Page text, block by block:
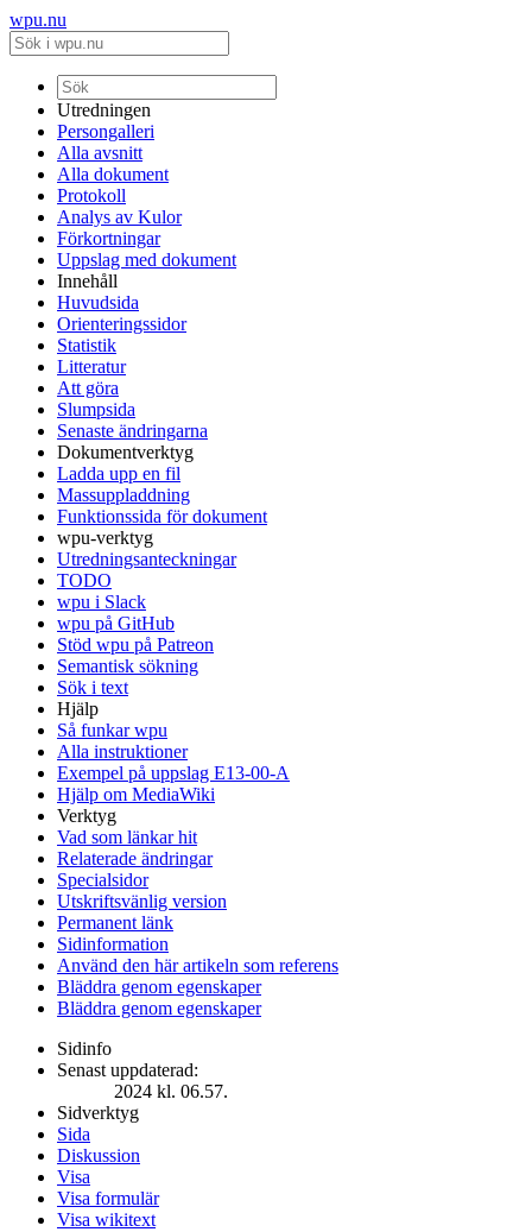
wpu.nu
Utredningen
Persongalleri
Alla avsnitt
Alla dokument
Protokoll
Analys av Kulor
Förkortningar
Uppslag med dokument
Innehåll
Huvudsida
Orienteringssidor
Statistik
Litteratur
Att göra
Slumpsida
Senaste ändringarna
Dokumentverktyg
Ladda upp en fil
Massuppladdning
Funktionssida för dokument
wpu-verktyg
Utredningsanteckningar
TODO
wpu i Slack
wpu på GitHub
Stöd wpu på Patreon
Semantisk sökning
Sök i text
Hjälp
Så funkar wpu
Alla instruktioner
Exempel på uppslag E13-00-A
Hjälp om MediaWiki
Verktyg
Vad som länkar hit
Relaterade ändringar
Specialsidor
Utskriftsvänlig version
Permanent länk
Sidinformation
Använd den här artikeln som referens
Bläddra genom egenskaper
Bläddra genom egenskaper
Sidinfo
Senast uppdaterad:
2024 kl. 06.57.
Sidverktyg
Sida
Diskussion
Visa
Visa formulär
Visa wikitext